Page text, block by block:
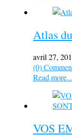
Atlas
avril 27,
(0)
Read more...
VOS